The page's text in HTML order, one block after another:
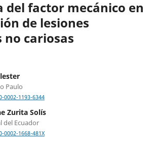
del factor mecánico en
de lesiones
no cariosas
Paulo
1193-6344
Zurita Solís
del Ecuador
1668-481X